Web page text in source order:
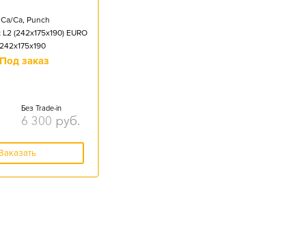
Ca/Ca, Punch
L2 (242x175x190) EURO
242x175x190
Под заказ
Без Trade-in
6 300 руб.